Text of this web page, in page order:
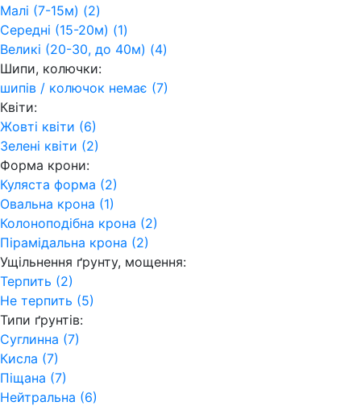
Малі (7-15м) (2)
Середні (15-20м) (1)
Великі (20-30, до 40м) (4)
Шипи, колючки:
шипів / колючок немає (7)
Квіти:
Жовті квіти (6)
Зелені квіти (2)
Форма крони:
Куляста форма (2)
Овальна крона (1)
Колоноподібна крона (2)
Пірамідальна крона (2)
Ущільнення ґрунту, мощення:
Терпить (2)
Не терпить (5)
Типи ґрунтів:
Суглинна (7)
Кисла (7)
Піщана (7)
Нейтральна (6)